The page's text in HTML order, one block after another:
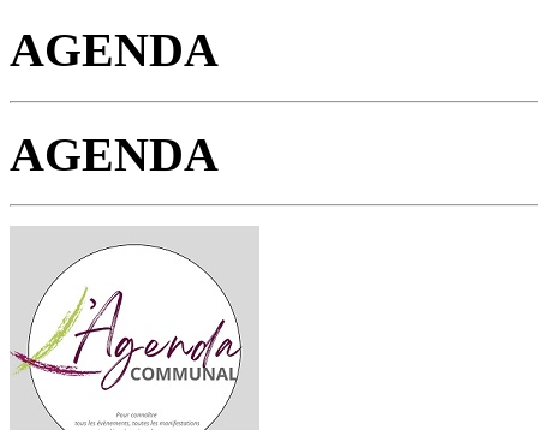
AGENDA
AGENDA